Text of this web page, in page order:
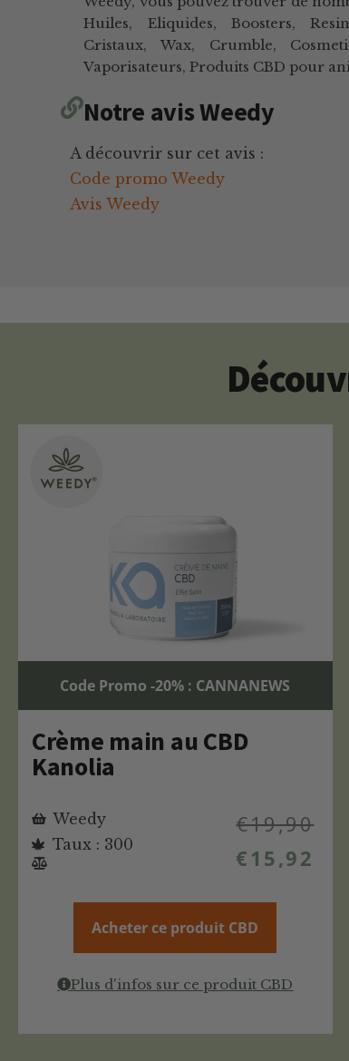
Huiles, Eliquides, Boosters,
Cristaux, Wax, Crumble,
Vaporisateurs, Produits CBD pour
Notre avis Weedy
A découvrir sur cet avis :
Code promo Weedy
Avis Weedy
Code Promo -20% : CANNANEWS
Crème main au CBD
Kanolia
Weedy
Taux : 300
€19,90
€ 15,92
Acheter ce produit CBD
Plus d'infos sur ce produit CBD